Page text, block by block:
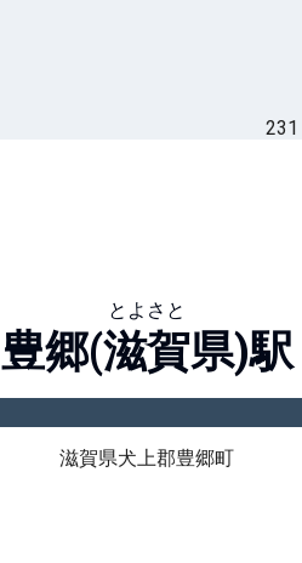
231
とよさと
豊郷(滋賀県)駅
滋賀県犬上郡豊郷町